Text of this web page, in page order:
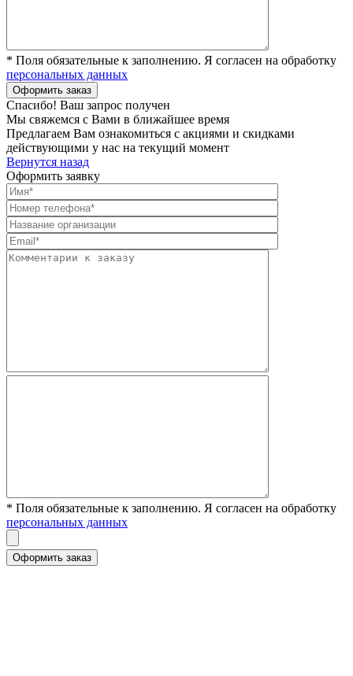
* Поля обязательные к заполнению. Я согласен на обработку
персональных данных
Спасибо! Ваш запрос получен
Мы свяжемся с Вами в ближайшее время
Предлагаем Вам ознакомиться с акциями и скидками
действующими у нас на текущий момент
Вернутся назад
Оформить заявку
* Поля обязательные к заполнению. Я согласен на обработку
персональных данных